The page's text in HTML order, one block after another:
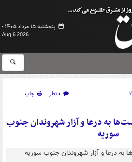
پنجشنبه ۱۵ مرداد ۱۴۰۵ -
Aug 6 2026
۰ نظر
چاپ
به درعا و آزار شهروندان جنوب
سوریه